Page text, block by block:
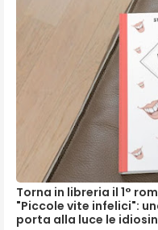
Torna in libreria il 1°
"Piccole vite infelici":
porta alla luce le